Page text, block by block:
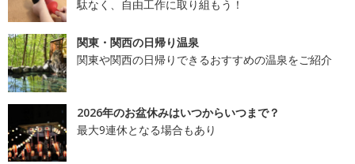
駄なく、自由工作に取り組もう！
関東・関西の日帰り温泉
関東や関西の日帰りできるおすすめの温泉をご紹介
2026年のお盆休みはいつからいつまで？
最大9連休となる場合もあり